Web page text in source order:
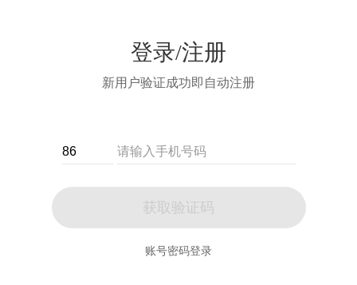
登录/注册
新用户验证成功即自动注册
获取验证码
账号密码登录